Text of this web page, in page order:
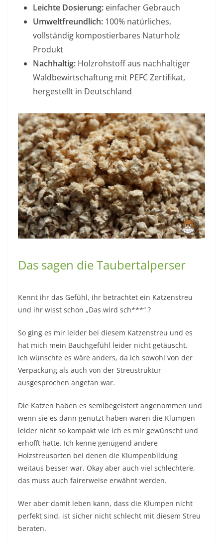
Leichte Dosierung: einfacher Gebrauch
Umweltfreundlich: 100% natürliches,
vollständig kompostierbares Naturholz
Produkt
Nachhaltig: Holzrohstoff aus nachhaltiger
Waldbewirtschaftung mit PEFC Zertifikat,
hergestellt in Deutschland
Das sagen die Taubertalperser
Kennt ihr das Gefühl, ihr betrachtet ein Katzenstreu
und ihr wisst schon „Das wird sch***“ ?
So ging es mir leider bei diesem Katzenstreu und es
hat mich mein Bauchgefühl leider nicht getäuscht.
Ich wünschte es wäre anders, da ich sowohl von der
Verpackung als auch von der Streustruktur
ausgesprochen angetan war.
Die Katzen haben es semibegeistert angenommen und
wenn sie es dann genutzt haben waren die Klumpen
leider nicht so kompakt wie ich es mir gewünscht und
erhofft hatte. Ich kenne genügend andere
Holzstreusorten bei denen die Klumpenbildung
weitaus besser war. Okay aber auch viel schlechtere,
das muss auch fairerweise erwähnt werden.
Wer aber damit leben kann, dass die Klumpen nicht
perfekt sind, ist sicher nicht schlecht mit diesem Streu
beraten.